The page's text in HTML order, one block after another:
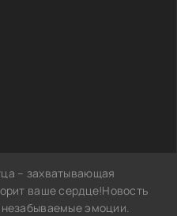
– захватывающая
ваше сердце!Новость
эмоции.